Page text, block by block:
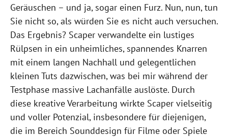
Geräuschen – und ja, sogar einen Furz. Nun, nun, tun
Sie nicht so, als würden Sie es nicht auch versuchen.
Das Ergebnis? Scaper verwandelte ein lustiges
Rülpsen in ein unheimliches, spannendes Knarren
mit einem langen Nachhall und gelegentlichen
kleinen Tuts dazwischen, was bei mir während der
Testphase massive Lachanfälle auslöste. Durch
diese kreative Verarbeitung wirkte Scaper vielseitig
und voller Potenzial, insbesondere für diejenigen,
die im Bereich Sounddesign für Filme oder Spiele